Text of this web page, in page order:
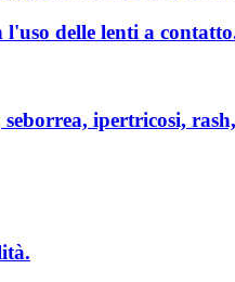
delle lenti a
ipertricosi,